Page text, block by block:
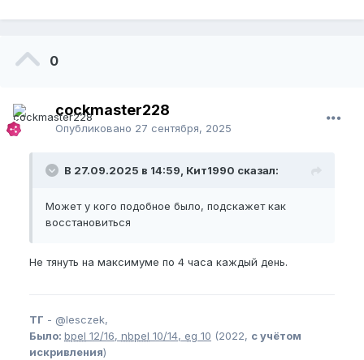
0
cockmaster228
Опубликовано 27 сентября, 2025
В 27.09.2025 в 14:59, Кит1990 сказал:
Может у кого подобное было, подскажет как
восстановиться
Не тянуть на максимуме по 4 часа каждый день.
ТГ - @lesczek,
Было: bpel 12/16, nbpel 10/14, eg 10 (2022, с учётом
искривления)